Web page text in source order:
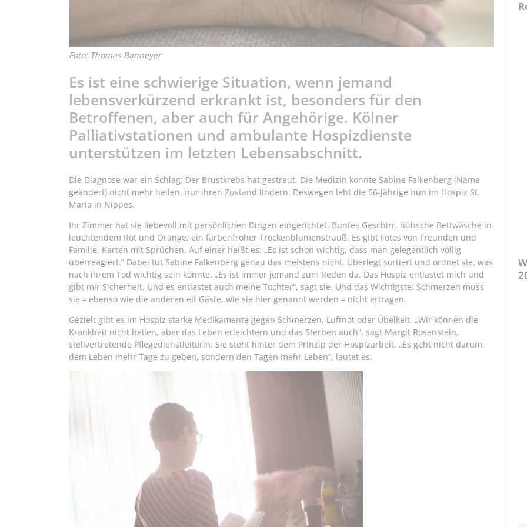
Foto: Thomas Banneyer
Es ist eine schwierige Situation, wenn jemand
lebensverkürzend erkrankt ist, besonders für den
Betroffenen, aber auch für Angehörige. Kölner
Palliativstationen und ambulante Hospizdienste
unterstützen im letzten Lebensabschnitt.
Die Diagnose war ein Schlag: Der Brustkrebs hat gestreut. Die Medizin konnte Sabine Falkenberg (Name
geändert) nicht mehr heilen, nur ihren Zustand lindern. Deswegen lebt die 56-Jährige nun im Hospiz St.
Maria in Nippes.
Ihr Zimmer hat sie liebevoll mit persönlichen Dingen eingerichtet. Buntes Geschirr, hübsche Bettwäsche in
leuchtendem Rot und Orange, ein farbenfroher Trockenblumenstrauß. Es gibt Fotos von Freunden und
Familie, Karten mit Sprüchen. Auf einer heißt es: „Es ist schon wichtig, dass man gelegentlich völlig
überreagiert.“ Dabei tut Sabine Falkenberg genau das meistens nicht. Überlegt sortiert und ordnet sie, was
nach ihrem Tod wichtig sein könnte. „Es ist immer jemand zum Reden da. Das Hospiz entlastet mich und
gibt mir Sicherheit. Und es entlastet auch meine Tochter“, sagt sie. Und das Wichtigste: Schmerzen muss
sie – ebenso wie die anderen elf Gäste, wie sie hier genannt werden – nicht ertragen.
Gezielt gibt es im Hospiz starke Medikamente gegen Schmerzen, Luftnot oder Übelkeit. „Wir können die
Krankheit nicht heilen, aber das Leben erleichtern und das Sterben auch“, sagt Margit Rosenstein,
stellvertretende Pflegedienstleiterin. Sie steht hinter dem Prinzip der Hospizarbeit. „Es geht nicht darum,
dem Leben mehr Tage zu geben, sondern den Tagen mehr Leben“, lautet es.